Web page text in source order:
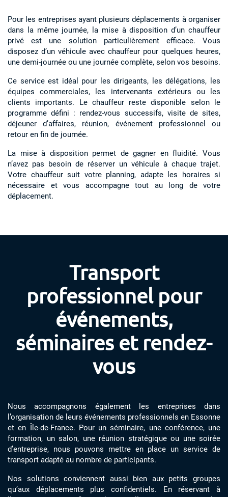
Pour les entreprises ayant plusieurs déplacements à organiser
dans la même journée, la mise à disposition d’un chauffeur
privé est une solution particulièrement efficace. Vous
disposez d’un véhicule avec chauffeur pour quelques heures,
une demi-journée ou une journée complète, selon vos besoins.
Ce service est idéal pour les dirigeants, les délégations, les
équipes commerciales, les intervenants extérieurs ou les
clients importants. Le chauffeur reste disponible selon le
programme défini : rendez-vous successifs, visite de sites,
déjeuner d’affaires, réunion, événement professionnel ou
retour en fin de journée.
La mise à disposition permet de gagner en fluidité. Vous
n’avez pas besoin de réserver un véhicule à chaque trajet.
Votre chauffeur suit votre planning, adapte les horaires si
nécessaire et vous accompagne tout au long de votre
déplacement.
Transport
professionnel pour
événements,
séminaires et rendez-
vous
Nous accompagnons également les entreprises dans
l’organisation de leurs événements professionnels en Essonne
et en Île-de-France. Pour un séminaire, une conférence, une
formation, un salon, une réunion stratégique ou une soirée
d’entreprise, nous pouvons mettre en place un service de
transport adapté au nombre de participants.
Nos solutions conviennent aussi bien aux petits groupes
qu’aux déplacements plus confidentiels. En réservant à